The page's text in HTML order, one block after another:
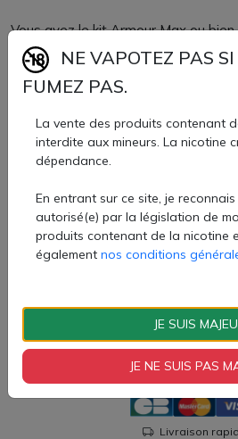
Vous avez le kit Armour Max ou
2 ? Utilisez un produit officiel
compatibilité !
adapté si vous utilisez le pyrex de
clearomiseur DTL favori tout en
cigarette.
Cette protection de verre iTank 2
AZVape à l'unité dans de nombreux
2,60 €
AJOUTER À MON
Livraison
NE VAPOTEZ PAS
FUMEZ PAS.
La vente des produits contenant
interdite aux mineurs. La nicotine
dépendance.
En entrant sur ce site, je
autorisé(e) par la législation de
produits contenant de la nicotine
également nos conditions
JE SUIS
JE NE SUIS PAS